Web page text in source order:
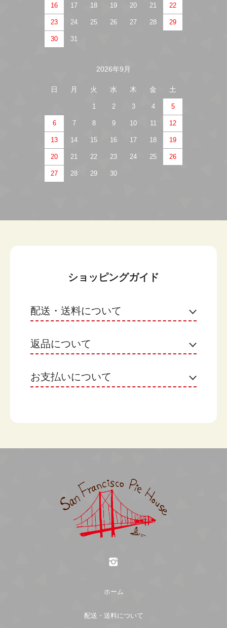
16 17 18 19 20 21 22
23 24 25 26 27 28 29
30 31
2026年9月
日 月 火 水 木 金 土
1 2 3 4 5
6 7 8 9 10 11 12
13 14 15 16 17 18 19
20 21 22 23 24 25 26
27 28 29 30
ショッピングガイド
配送・送料について
ヤマト運輸
お届け日：選択した商品の発送日翌日がお届け日で
す。 ※地域によって異なる場合があります。
お渡し時間：希望がある場合選択してください。
「発送日」にまとめて発送いたします。
お渡し日：下記よりご希望日を選択してください。
月のケーキも購入される場合：月のケーキの「店頭
受け渡し日」にまとめてお渡しするため、選択不要
送料は配送地域により異なります。下記送料一覧表
返品について
不良品
なまもののため、ご注文完了後、及び、出荷完了後
の返品・返金・交換・キャンセルは、原則としてお
受けできません 。 ただし、お客様にお届けした商
品に不明な点がございましたら、まことにお手数で
さい。 ご注文確定後のキャンセルは、原則としてお
お支払いについて
クレジット決済
支店名： ビジネス営業部支店
口座番号： 3262480
ホーム
配送・送料について